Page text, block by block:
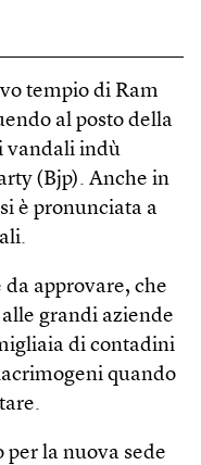
tempio di Ram
al posto della
vandali indù
(Bjp). Anche in
è pronunciata a
da approvare, che
grandi aziende
di contadini
quando
la nuova sede